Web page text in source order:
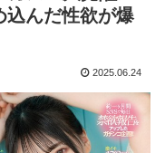
鉄砲水が地獄すぎる。
【動画】 走る車に石を投げまくる男が警察に捕まりボコボコにされる
【動画】 じゅぼぼぼ！え！これが芸能人のフ●ラだ、綺麗な顔とお口でこんなことしているだ 笑
込んだ性欲が爆
2025.06.24